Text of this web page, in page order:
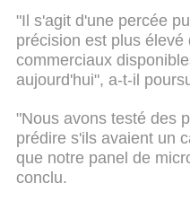
"Il s'agit d'une percée
précision est plus
commerciaux
aujourd'hui", a-t-il
"Nous avons testé des
prédire s'ils avaient un
que notre panel de
conclu.